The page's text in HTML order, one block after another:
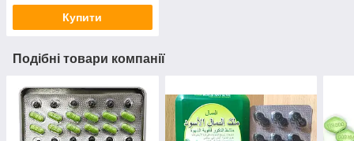
Купити
Подібні товари компанії